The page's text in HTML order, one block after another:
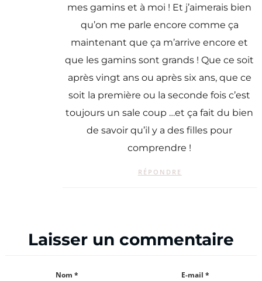
mes gamins et à moi ! Et j’aimerais bien
qu’on me parle encore comme ça
maintenant que ça m’arrive encore et
que les gamins sont grands ! Que ce soit
après vingt ans ou après six ans, que ce
soit la première ou la seconde fois c’est
toujours un sale coup …et ça fait du bien
de savoir qu’il y a des filles pour
comprendre !
RÉPONDRE
Laisser un commentaire
Nom * E-mail *